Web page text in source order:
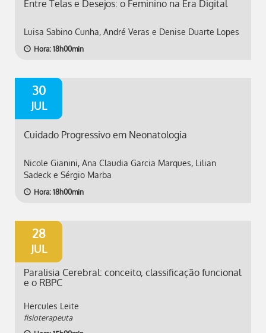
Entre Telas e Desejos: o Feminino na Era Digital
Luisa Sabino Cunha, André Veras e Denise Duarte Lopes
Hora: 18h00min
30
JUL
Cuidado Progressivo em Neonatologia
Nicole Gianini, Ana Claudia Garcia Marques, Lilian
Sadeck e Sérgio Marba
Hora: 18h00min
28
JUL
Paralisia Cerebral: conceito, classificação funcional
e o RBPC
Hercules Leite
fisioterapeuta